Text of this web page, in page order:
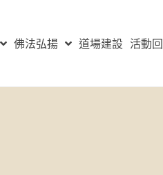
佛法弘揚 道場建設 活動